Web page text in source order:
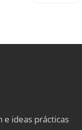
e ideas prácticas